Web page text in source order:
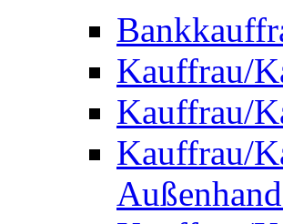
Kauffrau/
Kauffrau/
Kauffrau/